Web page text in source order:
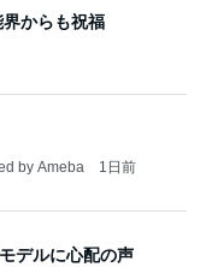
からも祝福
by Ameba 1日前
デルに心配の声